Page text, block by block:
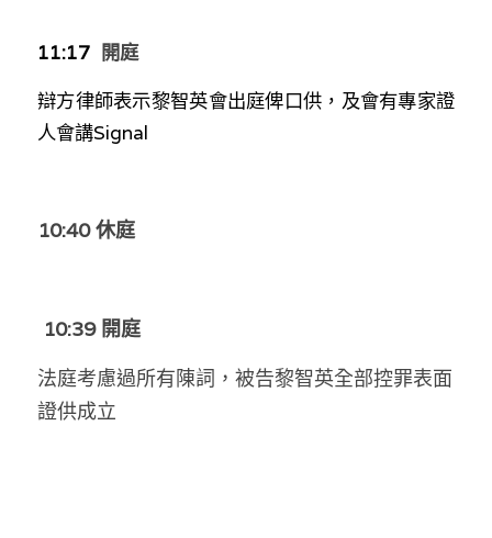
大衛sir專欄
曾子晴 - 晴深直說
龔靜儀大律師專欄
陳子遷律師專欄
溫志倫專欄
汪明欣專欄
11:17 開庭
辯方律師表示黎智英會出庭俾口供，及會有專家證
人會講Signal
10:40 休庭
10:39 開庭
法庭考慮過所有陳詞，被告黎智英全部控罪表面
證供成立